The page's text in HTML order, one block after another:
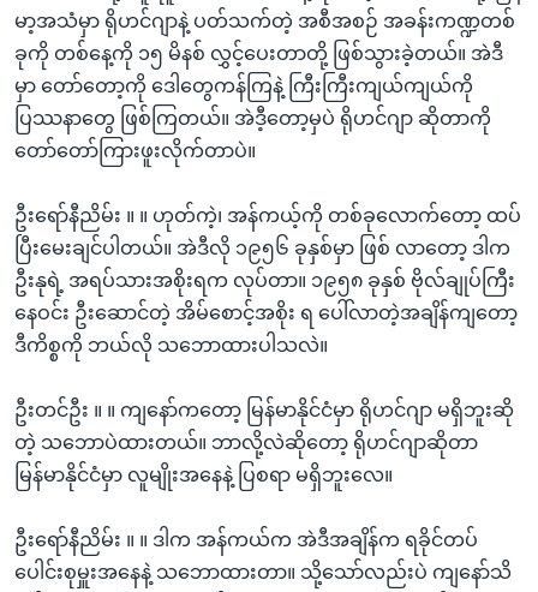
မာ့အသံမှာ ရိုဟင်ဂျာနဲ့ ပတ်သက်တဲ့ အစီအစဉ် အခန်းကဏ္ဍတစ်
ခုကို တစ်နေ့ကို ၁၅ မိနစ် လွှင့်ပေးတာတို့ ဖြစ်သွားခဲ့တယ်။ အဲဒီ
မှာ တော်တော့ကို ဒေါတွေကန်ကြနဲ့ ကြီးကြီးကျယ်ကျယ်ကို
ပြဿနာတွေ ဖြစ်ကြတယ်။ အဲဒီ့တော့မှပဲ ရိုဟင်ဂျာ ဆိုတာကို
တော်တော်ကြားဖူးလိုက်တာပဲ။
ဦးရော်နီညိမ်း ။ ။ ဟုတ်ကဲ့၊ အန်ကယ့်ကို တစ်ခုလောက်တော့ ထပ်
ပြီးမေးချင်ပါတယ်။ အဲဒီလို ၁၉၅၆ ခုနှစ်မှာ ဖြစ် လာတော့ ဒါက
ဦးနုရဲ့ အရပ်သားအစိုးရက လုပ်တာ။ ၁၉၅၈ ခုနှစ် ဗိုလ်ချုပ်ကြီး
နေဝင်း ဦးဆောင်တဲ့ အိမ်စောင့်အစိုး ရ ပေါ်လာတဲ့အချိန်ကျတော့
ဒီကိစ္စကို ဘယ်လို သဘောထားပါသလဲ။
ဦးတင်ဦး ။ ။ ကျနော်ကတော့ မြန်မာနိုင်ငံမှာ ရိုဟင်ဂျာ မရှိဘူးဆို
တဲ့ သဘောပဲထားတယ်။ ဘာလို့လဲဆိုတော့ ရိုဟင်ဂျာဆိုတာ
မြန်မာနိုင်ငံမှာ လူမျိုးအနေနဲ့ ပြစရာ မရှိဘူးလေ။
ဦးရော်နီညိမ်း ။ ။ ဒါက အန်ကယ်က အဲဒီအချိန်က ရခိုင်တပ်
ပေါင်းစုမှူးအနေနဲ့ သဘောထားတာ။ သို့သော်လည်းပဲ ကျနော်သိ